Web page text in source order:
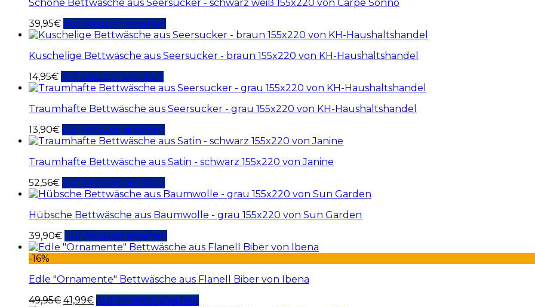
Schöne Bettwäsche aus Seersucker - schwarz weiß 155x220 von Carpe Sonno
39,95€ Auf Amazon ansehen
Kuschelige Bettwäsche aus Seersucker - braun 155x220 von KH-Haushaltshandel
14,95€ Auf Amazon ansehen
Traumhafte Bettwäsche aus Seersucker - grau 155x220 von KH-Haushaltshandel
13,90€ Auf Amazon ansehen
Traumhafte Bettwäsche aus Satin - schwarz 155x220 von Janine
52,56€ Auf Amazon ansehen
Hübsche Bettwäsche aus Baumwolle - grau 155x220 von Sun Garden
39,90€ Auf Amazon ansehen
-16%
Edle "Ornamente" Bettwäsche aus Flanell Biber von Ibena
49,95€ 41,99€ Auf Amazon ansehen